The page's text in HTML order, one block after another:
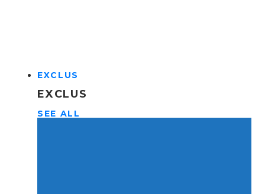
EXCLUS
EXCLUS
SEE ALL